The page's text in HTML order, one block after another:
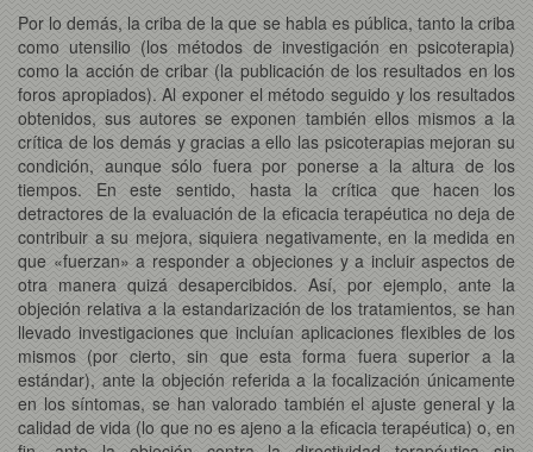
Por lo demás, la criba de la que se habla es pública, tanto la criba
como utensilio (los métodos de investigación en psicoterapia)
como la acción de cribar (la publicación de los resultados en los
foros apropiados). Al exponer el método seguido y los resultados
obtenidos, sus autores se exponen también ellos mismos a la
crítica de los demás y gracias a ello las psicoterapias mejoran su
condición, aunque sólo fuera por ponerse a la altura de los
tiempos. En este sentido, hasta la crítica que hacen los
detractores de la evaluación de la eficacia terapéutica no deja de
contribuir a su mejora, siquiera negativamente, en la medida en
que «fuerzan» a responder a objeciones y a incluir aspectos de
otra manera quizá desapercibidos. Así, por ejemplo, ante la
objeción relativa a la estandarización de los tratamientos, se han
llevado investigaciones que incluían aplicaciones flexibles de los
mismos (por cierto, sin que esta forma fuera superior a la
estándar), ante la objeción referida a la focalización únicamente
en los síntomas, se han valorado también el ajuste general y la
calidad de vida (lo que no es ajeno a la eficacia terapéutica) o, en